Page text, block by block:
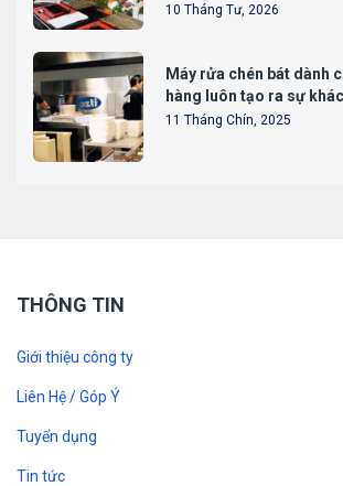
10 Tháng Tư, 2026
Máy rửa chén bát dành
hàng luôn tạo ra sự
11 Tháng Chín, 2025
THÔNG TIN
Giới thiệu công ty
Liên Hệ / Góp Ý
Tuyển dụng
Tin tức